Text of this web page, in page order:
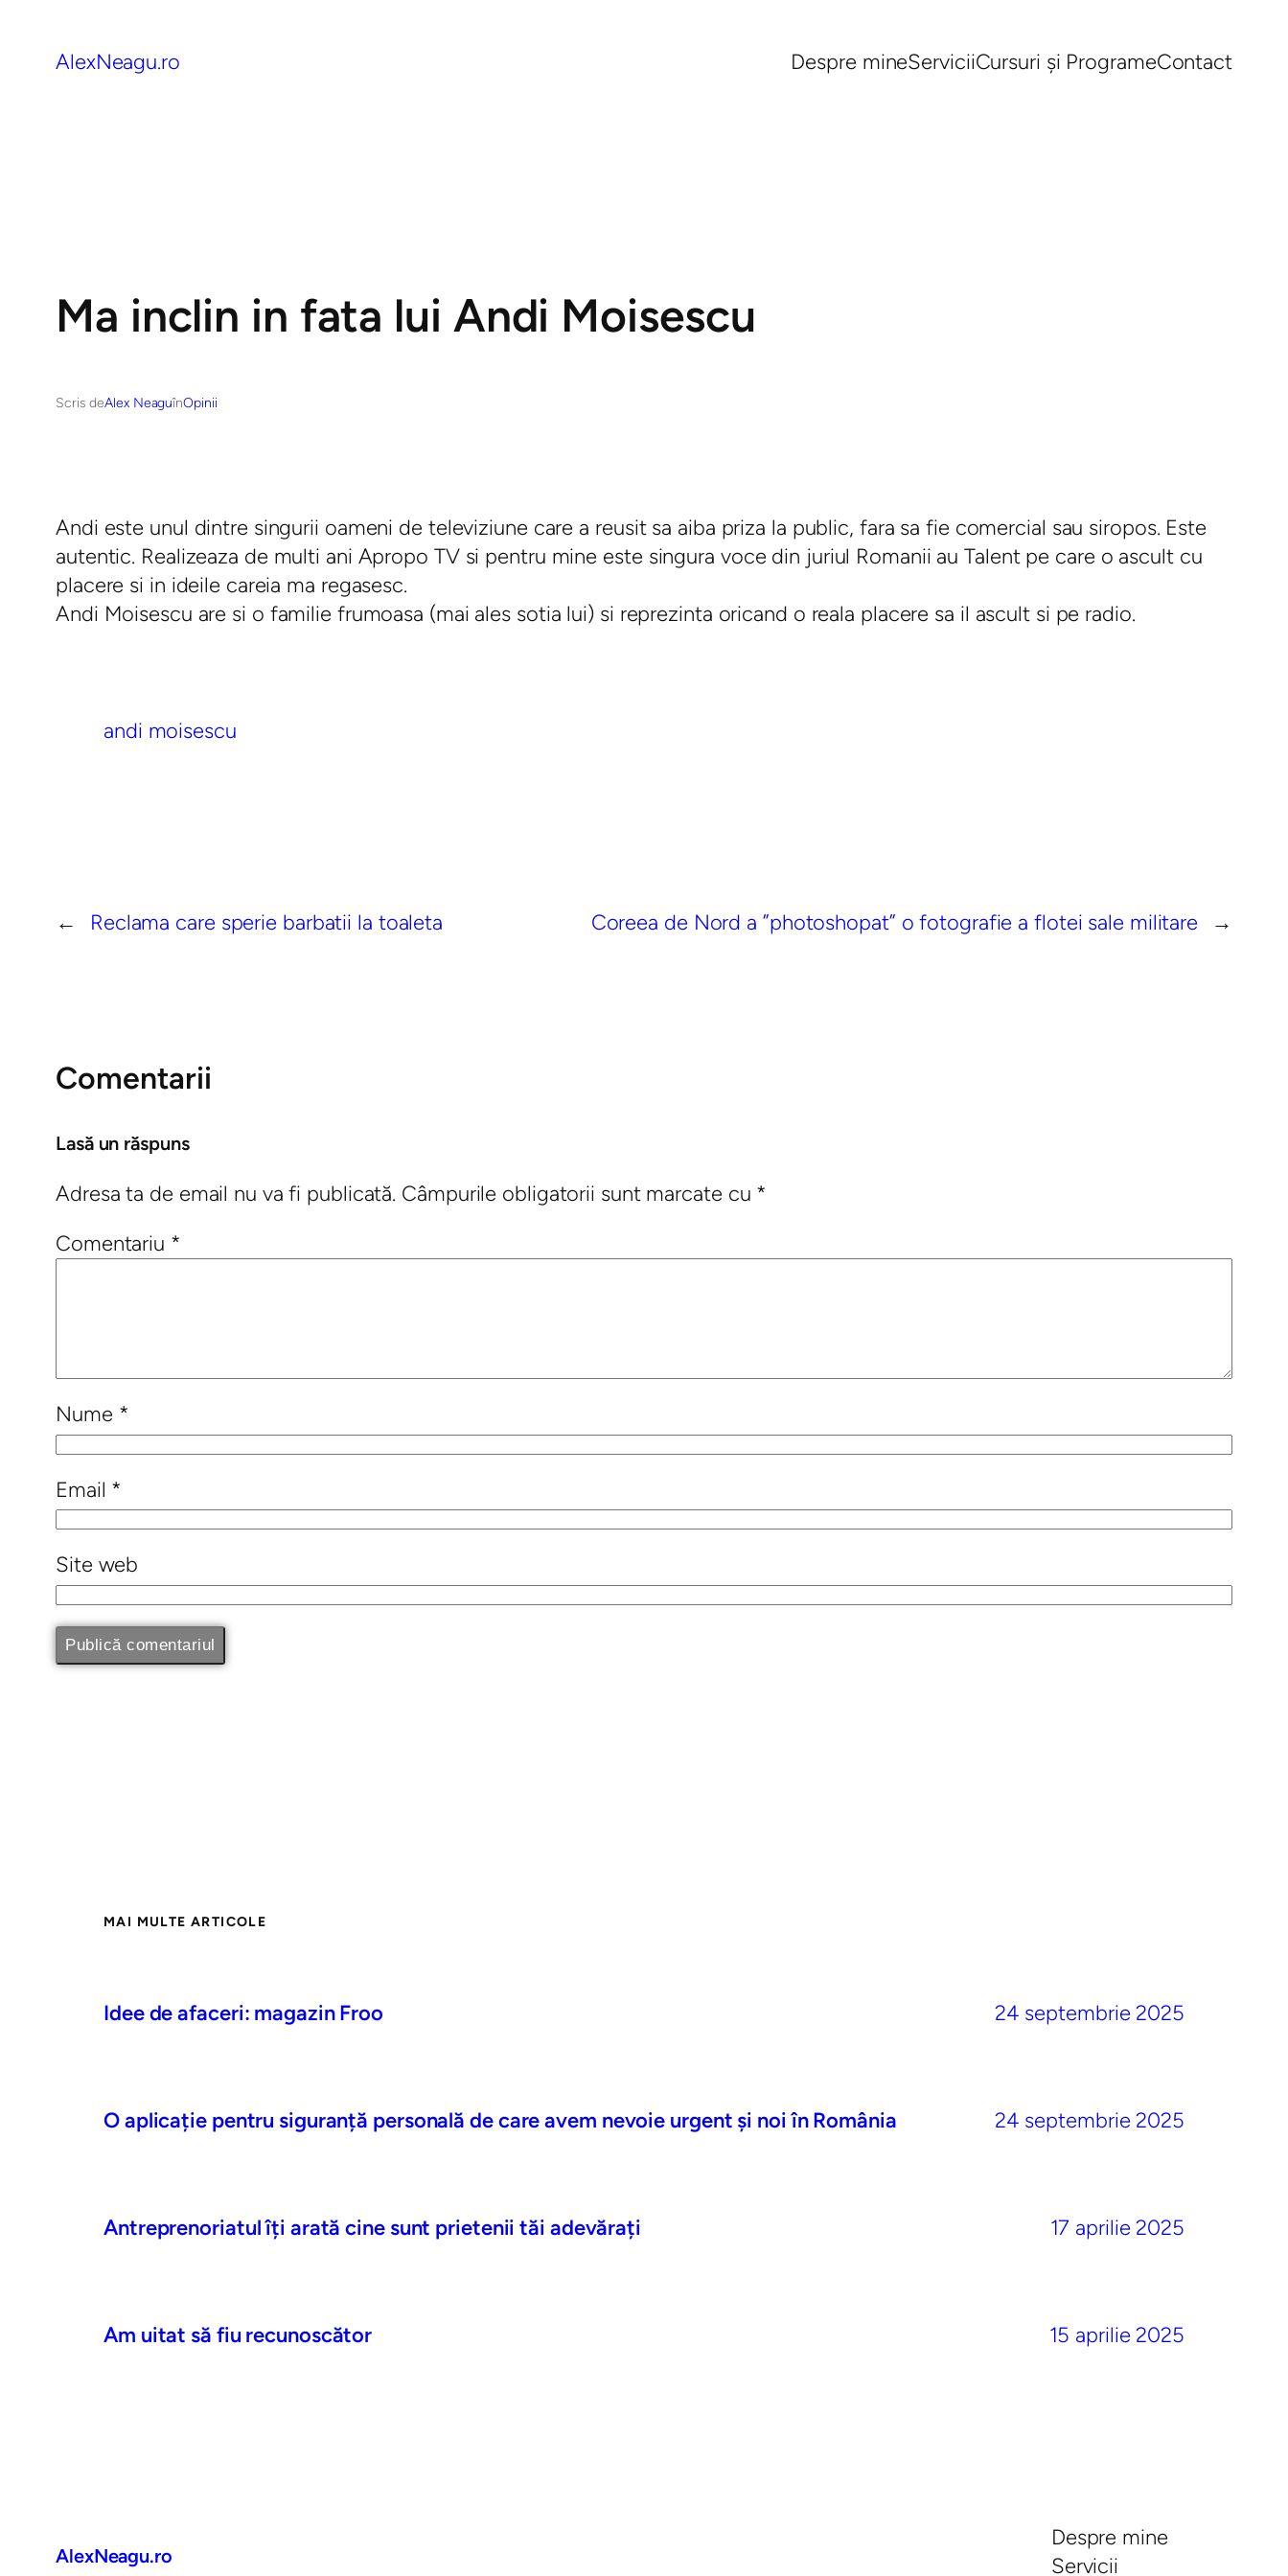
AlexNeagu.ro Despre mineServiciiCursuri și ProgrameContact
Ma inclin in fata lui Andi Moisescu
Scris deAlex NeaguînOpinii
Andi este unul dintre singurii oameni de televiziune care a reusit sa aiba priza la public, fara sa fie comercial sau siropos. Este
autentic. Realizeaza de multi ani Apropo TV si pentru mine este singura voce din juriul Romanii au Talent pe care o ascult cu
placere si in ideile careia ma regasesc.
Andi Moisescu are si o familie frumoasa (mai ales sotia lui) si reprezinta oricand o reala placere sa il ascult si pe radio.
andi moisescu
← Reclama care sperie barbatii la toaleta Coreea de Nord a ”photoshopat” o fotografie a flotei sale militare →
Comentarii
Lasă un răspuns
Adresa ta de email nu va fi publicată. Câmpurile obligatorii sunt marcate cu *
Comentariu *
Nume *
Email *
Site web
MAI MULTE ARTICOLE
Idee de afaceri: magazin Froo 24 septembrie 2025
O aplicație pentru siguranță personală de care avem nevoie urgent și noi în România 24 septembrie 2025
Antreprenoriatul îți arată cine sunt prietenii tăi adevărați 17 aprilie 2025
Am uitat să fiu recunoscător 15 aprilie 2025
AlexNeagu.ro
Despre mine
Servicii